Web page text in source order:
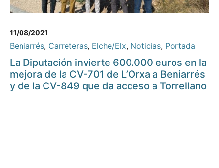
11/08/2021
Beniarrés, Carreteras, Elche/Elx, Noticias, Portada
La Diputación invierte 600.000 euros en la
mejora de la CV-701 de L’Orxa a Beniarrés
y de la CV-849 que da acceso a Torrellano